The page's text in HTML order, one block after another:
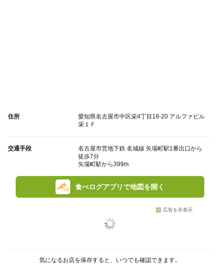
住所
愛知県名古屋市中区栄4丁目18-20 アルファビル
栄１Ｆ
交通手段
名古屋市営地下鉄 名城線 矢場町駅1番出口から
徒歩7分
矢場町駅から399m
食べログアプリで地図を開く
広告を非表示
気になるお店を保存すると、いつでも確認できます。